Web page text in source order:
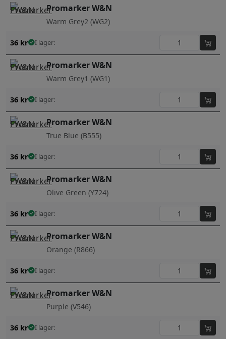
Promarker W&N
Warm Grey2 (WG2)
36 kr I lager:
Promarker W&N
Warm Grey1 (WG1)
36 kr I lager:
Promarker W&N
True Blue (B555)
36 kr I lager:
Promarker W&N
Olive Green (Y724)
36 kr I lager:
Promarker W&N
Orange (R866)
36 kr I lager:
Promarker W&N
Purple (V546)
36 kr I lager: